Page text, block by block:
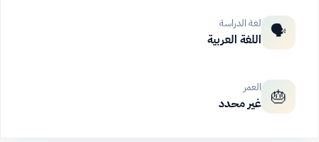
🗣️ لغة الدراسة
اللغة العربية
🎂 العمر
غير محدد